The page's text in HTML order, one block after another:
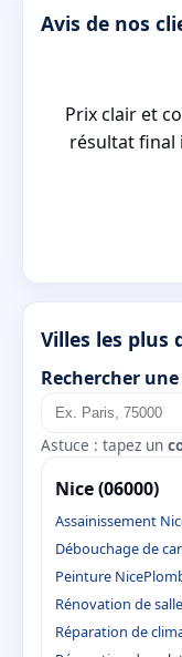
Avis de nos
Prix clair et
résultat final
Villes les plus
Rechercher
Astuce : tapez un
Nice (06000)
Assainissement
Débouchage de
Peinture Nice
Rénovation de
Réparation de